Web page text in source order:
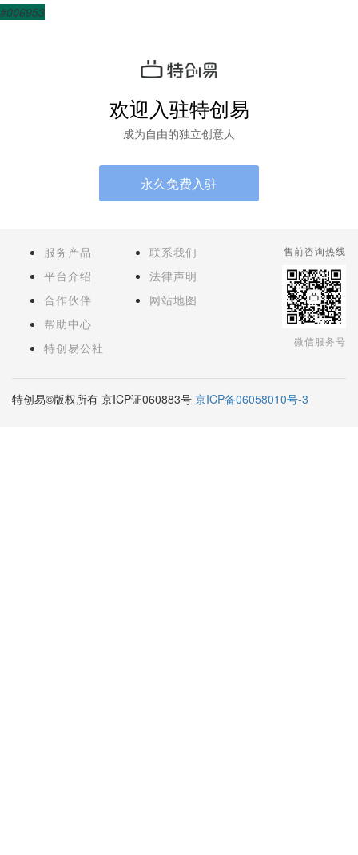
#006953
欢迎入驻特创易
成为自由的独立创意人
永久免费入驻
服务产品
平台介绍
合作伙伴
帮助中心
特创易公社
联系我们
法律声明
网站地图
售前咨询热线
微信服务号
特创易©版权所有 京ICP证060883号 京ICP备06058010号-3